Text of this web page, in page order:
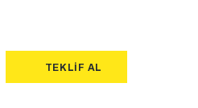
TEKLIF AL